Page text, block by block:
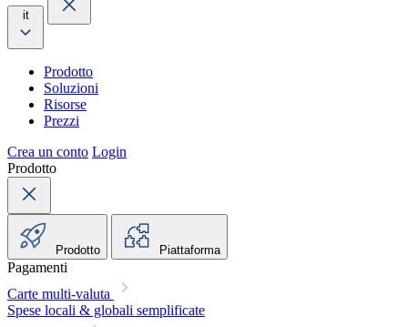
it
Prodotto
Soluzioni
Risorse
Prezzi
Crea un conto Login
Prodotto
Prodotto Piattaforma
Pagamenti
Carte multi-valuta
Spese locali & globali semplificate